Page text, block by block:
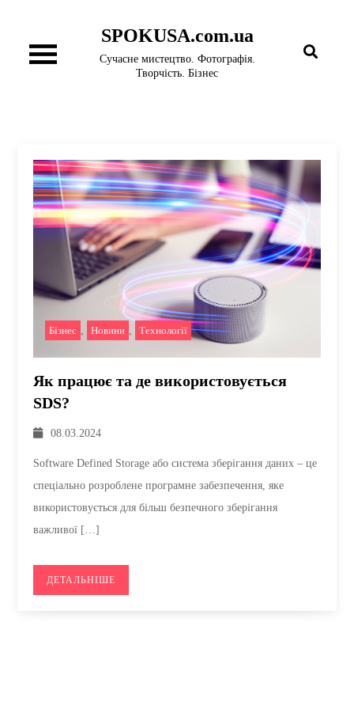
вмісту
SPOKUSA.com.ua
Сучасне мистецтво. Фотографія.
Творчість. Бізнес
Бізнес , Новини , Технології
Як працює та де використовується
SDS?
08.03.2024
Software Defined Storage або система зберігання даних – це
спеціально розроблене програмне забезпечення, яке
використовується для більш безпечного зберігання
важливої […]
ДЕТАЛЬНІШЕ